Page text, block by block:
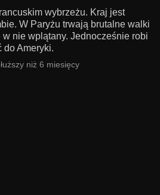
wybrzeżu. Kraj jest
W Paryżu trwają brutalne walki
w nie wplątany. Jednocześnie robi
do Ameryki.
niż 6 miesięcy